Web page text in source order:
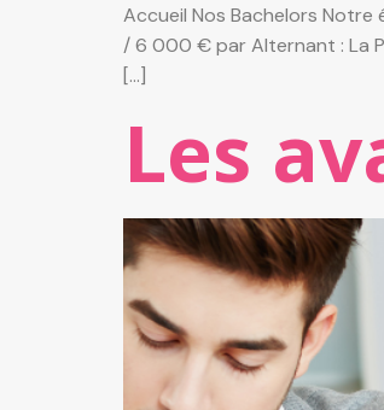
Accueil Nos Bachelors
/ 6 000 € par Alternant : La
[…]
Les